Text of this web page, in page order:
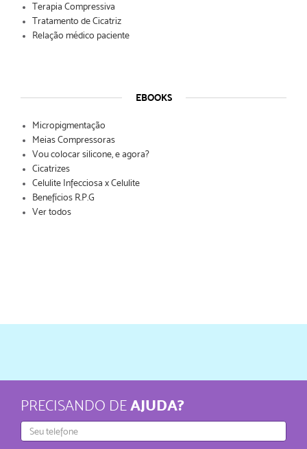
Terapia Compressiva
Tratamento de Cicatriz
Relação médico paciente
EBOOKS
Micropigmentação
Meias Compressoras
Vou colocar silicone, e agora?
Cicatrizes
Celulite Infecciosa x Celulite
Benefícios R.P.G
Ver todos
PRECISANDO DE AJUDA?
Telefone